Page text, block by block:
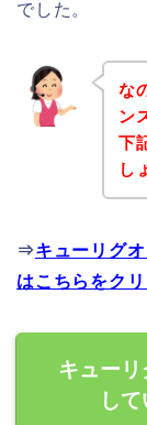
でした。
な
ン
下
し
⇒キューリグ
はこちらをクリ
キュー
し